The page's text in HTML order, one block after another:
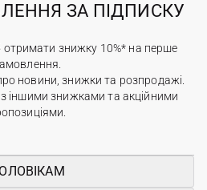
ЗА ПІДПИСКУ
отримати знижку 10%* на перше
новини, знижки та розпродажі.
іншими знижками та акційними